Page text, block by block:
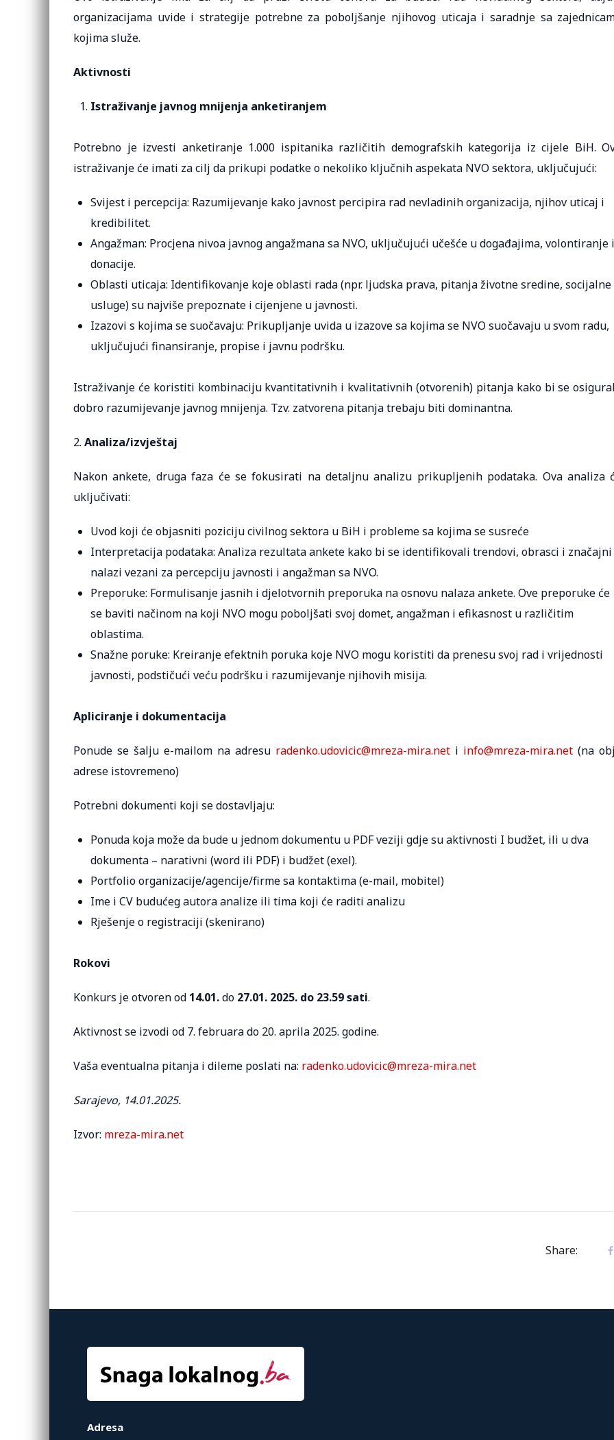
organizacijama uvide i strategije potrebne za poboljšanje njihovog uticaja i saradnje sa
kojima služe.
Aktivnosti
Istraživanje javnog mnijenja anketiranjem
Potrebno je izvesti anketiranje 1.000 ispitanika različitih demografskih kategorija iz cijele BiH.
istraživanje će imati za cilj da prikupi podatke o nekoliko ključnih aspekata NVO sektora, uključujući:
Svijest i percepcija: Razumijevanje kako javnost percipira rad nevladinih organizacija, njihov uticaj i
kredibilitet.
Angažman: Procjena nivoa javnog angažmana sa NVO, uključujući učešće u događajima, volontiranje i
donacije.
Oblasti uticaja: Identifikovanje koje oblasti rada (npr. ljudska prava, pitanja životne sredine, socijalne
usluge) su najviše prepoznate i cijenjene u javnosti.
Izazovi s kojima se suočavaju: Prikupljanje uvida u izazove sa kojima se NVO suočavaju u svom radu,
uključujući finansiranje, propise i javnu podršku.
Istraživanje će koristiti kombinaciju kvantitativnih i kvalitativnih (otvorenih) pitanja kako bi se
dobro razumijevanje javnog mnijenja. Tzv. zatvorena pitanja trebaju biti dominantna.
2. Analiza/izvještaj
Nakon ankete, druga faza će se fokusirati na detaljnu analizu prikupljenih podataka. Ova analiza
uključivati:
Uvod koji će objasniti poziciju civilnog sektora u BiH i probleme sa kojima se susreće
Interpretacija podataka: Analiza rezultata ankete kako bi se identifikovali trendovi, obrasci i značajni
nalazi vezani za percepciju javnosti i angažman sa NVO.
Preporuke: Formulisanje jasnih i djelotvornih preporuka na osnovu nalaza ankete. Ove preporuke će
se baviti načinom na koji NVO mogu poboljšati svoj domet, angažman i efikasnost u različitim
oblastima.
Snažne poruke: Kreiranje efektnih poruka koje NVO mogu koristiti da prenesu svoj rad i vrijednosti
javnosti, podstičući veću podršku i razumijevanje njihovih misija.
Apliciranje i dokumentacija
Ponude se šalju e-mailom na adresu radenko.udovicic@mreza-mira.net i info@mreza-mira.net (na
adrese istovremeno)
Potrebni dokumenti koji se dostavljaju:
Ponuda koja može da bude u jednom dokumentu u PDF veziji gdje su aktivnosti I budžet, ili u dva
dokumenta – narativni (word ili PDF) i budžet (exel).
Portfolio organizacije/agencije/firme sa kontaktima (e-mail, mobitel)
Ime i CV budućeg autora analize ili tima koji će raditi analizu
Rješenje o registraciji (skenirano)
Rokovi
Konkurs je otvoren od 14.01.do 27.01. 2025. do 23.59 sati.
Aktivnost se izvodi od 7. februara do 20. aprila 2025. godine.
Vaša eventualna pitanja i dileme poslati na: radenko.udovicic@mreza-mira.net
Sarajevo, 14.01.2025.
Izvor: mreza-mira.net
Share:
Adresa